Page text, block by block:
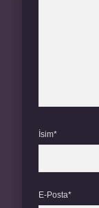
İsim*
E-Posta*